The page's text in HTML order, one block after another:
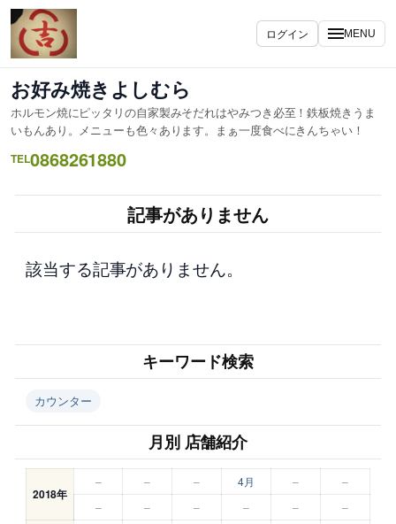
内
容
を
キ
ッ
プ
ログイン MENU
お好み焼きよしむら
ホルモン焼にピッタリの自家製みそだれはやみつき必至！鉄板焼きうま
いもんあり。メニューも色々あります。まぁ一度食べにきんちゃい！
TEL0868261880
記事がありません
該当する記事がありません。
キーワード検索
カウンター
月別 店舗紹介
2018年
– – – 4月 –
–
–
– – – – –